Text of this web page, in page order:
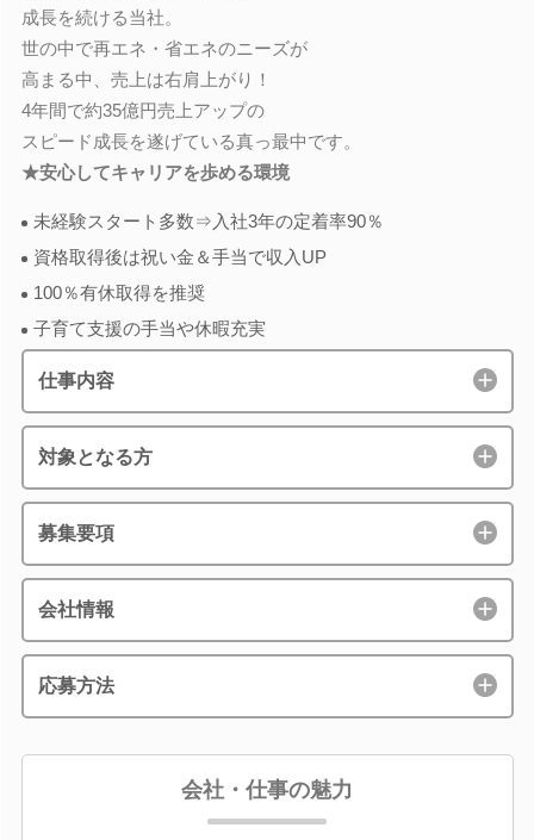
成長を続ける当社。
世の中で再エネ・省エネのニーズが
高まる中、売上は右肩上がり！
4年間で約35億円売上アップの
スピード成長を遂げている真っ最中です。
★安心してキャリアを歩める環境
未経験スタート多数⇒入社3年の定着率90％
資格取得後は祝い金＆手当で収入UP
100％有休取得を推奨
子育て支援の手当や休暇充実
仕事内容
対象となる方
募集要項
会社情報
応募方法
会社・仕事の魅力